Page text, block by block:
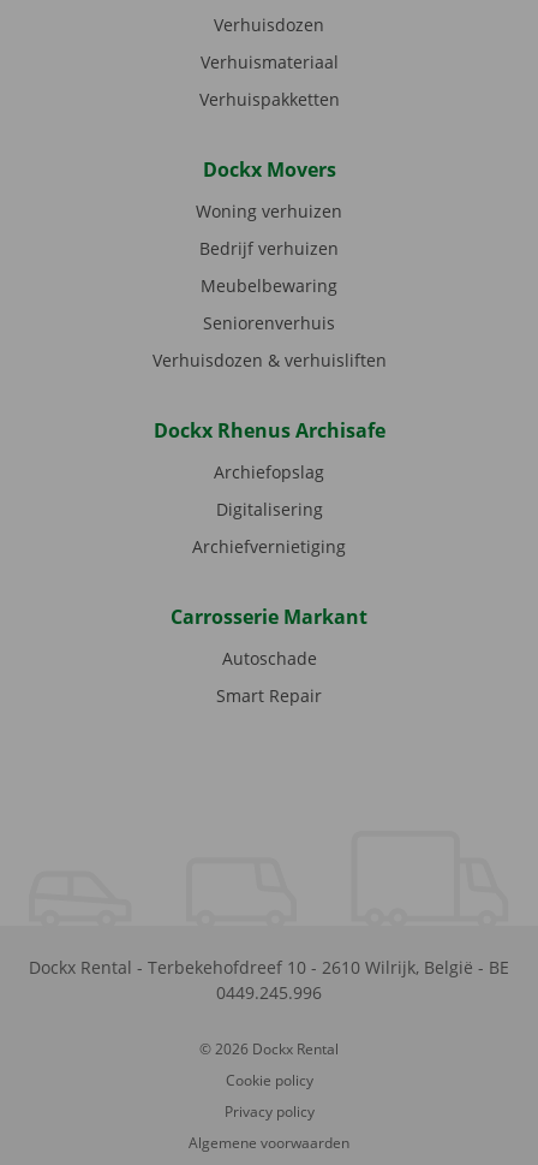
Verhuisdozen
Verhuismateriaal
Verhuispakketten
Dockx Movers
Woning verhuizen
Bedrijf verhuizen
Meubelbewaring
Seniorenverhuis
Verhuisdozen & verhuisliften
Dockx Rhenus Archisafe
Archiefopslag
Digitalisering
Archiefvernietiging
Carrosserie Markant
Autoschade
Smart Repair
Dockx Rental - Terbekehofdreef 10 - 2610 Wilrijk, België - BE
0449.245.996
© 2026 Dockx Rental
Cookie policy
Privacy policy
Algemene voorwaarden